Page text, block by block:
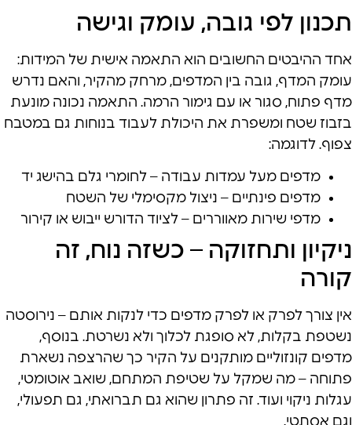
תכנון לפי גובה, עומק וגישה
אחד ההיבטים החשובים הוא התאמה אישית של המידות:
עומק המדף, גובה בין המדפים, מרחק מהקיר, והאם נדרש
מדף פתוח, סגור או עם גימור הרמה. התאמה נכונה מונעת
בזבוז שטח ומשפרת את היכולת לעבוד בנוחות גם במטבח
צפוף. לדוגמה:
מדפים מעל עמדות עבודה – לחומרי גלם בהישג יד
מדפים פינתיים – ניצול מקסימלי של השטח
מדפי שירות מאווררים – לציוד הדורש ייבוש או קירור
ניקיון ותחזוקה – כשזה נוח, זה
קורה
אין צורך לפרק או לפרק מדפים כדי לנקות אותם – נירוסטה
נשטפת בקלות, לא סופגת לכלוך ולא נשרטת. בנוסף,
מדפים קונזוליים מותקנים על הקיר כך שהרצפה נשארת
פתוחה – מה שמקל על שטיפת המתחם, שואב אוטומטי,
עגלות ניקוי ועוד. זה פתרון שהוא גם תברואתי, גם תפעולי,
וגם אסתטי.